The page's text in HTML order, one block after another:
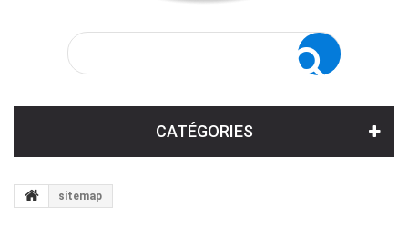
CATÉGORIES
sitemap